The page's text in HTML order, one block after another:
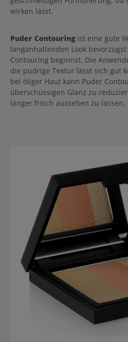
wirken lässt.
Puder Contouring ist eine gute
langanhaltenden Look
Contouring beginnst. Die
die pudrige Textur lässt sich gut
bei öliger Haut kann Puder
überschüssigen Glanz zu
länger frisch aussehen zu lassen.